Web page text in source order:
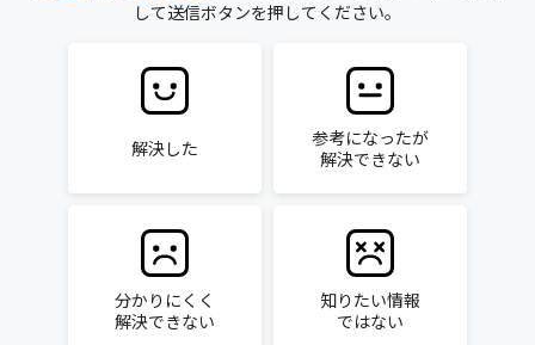
して送信ボタンを押してください。
解決した
参考になったが
解決できない
分かりにくく
解決できない
知りたい情報
ではない